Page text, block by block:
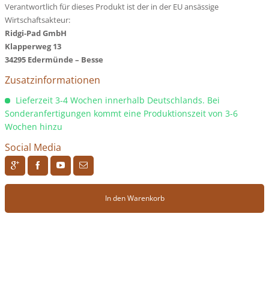
Verantwortlich für dieses Produkt ist der in der EU ansässige
Wirtschaftsakteur:
Ridgi-Pad GmbH
Klapperweg 13
34295 Edermünde – Besse
Zusatzinformationen
Lieferzeit 3-4 Wochen innerhalb Deutschlands. Bei
Sonderanfertigungen kommt eine Produktionszeit von 3-6
Wochen hinzu
Social Media
R H F J
In den Warenkorb